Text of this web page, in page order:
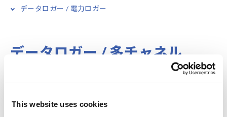
This website uses cookies
データロガー / 電力ロガー
データロガー / 多チャネル
データロガー / ワイヤレス /